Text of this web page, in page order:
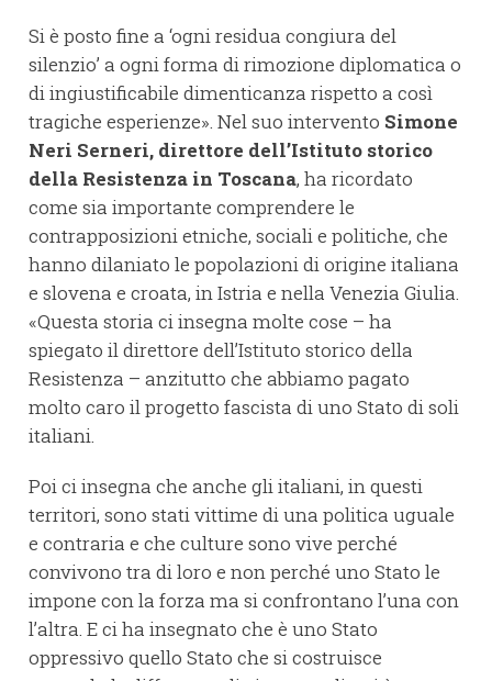
Si è posto fine a ‘ogni residua congiura del
silenzio’ a ogni forma di rimozione diplomatica o
di ingiustificabile dimenticanza rispetto a così
tragiche esperienze». Nel suo intervento Simone
Neri Serneri, direttore dell’Istituto storico
della Resistenza in Toscana, ha ricordato
come sia importante comprendere le
contrapposizioni etniche, sociali e politiche, che
hanno dilaniato le popolazioni di origine italiana
e slovena e croata, in Istria e nella Venezia Giulia.
«Questa storia ci insegna molte cose – ha
spiegato il direttore dell’Istituto storico della
Resistenza – anzitutto che abbiamo pagato
molto caro il progetto fascista di uno Stato di soli
italiani.
Poi ci insegna che anche gli italiani, in questi
territori, sono stati vittime di una politica uguale
e contraria e che culture sono vive perché
convivono tra di loro e non perché uno Stato le
impone con la forza ma si confrontano l’una con
l’altra. E ci ha insegnato che è uno Stato
oppressivo quello Stato che si costruisce